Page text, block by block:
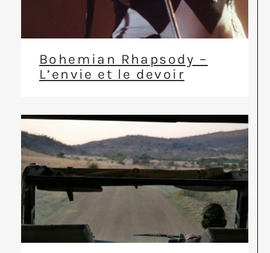
Bohemian Rhapsody –
L’envie et le devoir